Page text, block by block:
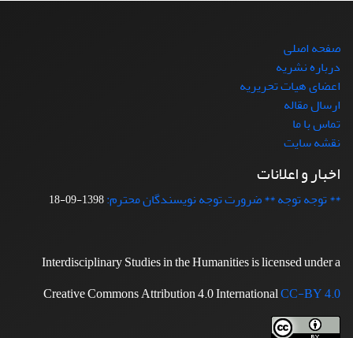
صفحه اصلی
درباره نشریه
اعضای هیات تحریریه
ارسال مقاله
تماس با ما
نقشه سایت
اخبار و اعلانات
** توجه توجه ** ضرورت توجه نویسندگان محترم:1398-09-18
Interdisciplinary Studies in the Humanities is licensed under a
Creative Commons Attribution 4.0 InternationalCC-BY 4.0